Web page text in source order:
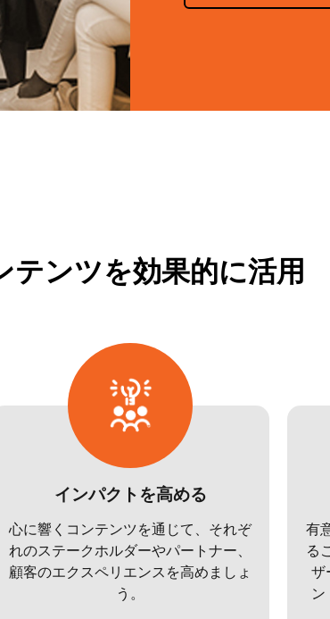
テンツを効果的に活用
インパクトを高める
心に響くコンテンツを通じて、それぞ
れのステークホルダーやパートナー、
顧客のエクスペリエンスを高めましょ
う。
有
る
ザ